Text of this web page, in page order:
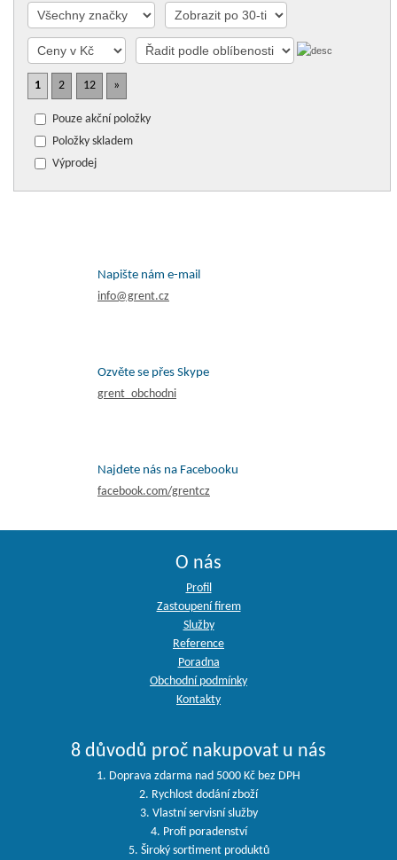
1 2 12 »
Pouze akční položky
Položky skladem
Výprodej
Napište nám e-mail
info@grent.cz
Ozvěte se přes Skype
grent_obchodni
Najdete nás na Facebooku
facebook.com/grentcz
O nás
Profil
Zastoupení firem
Služby
Reference
Poradna
Obchodní podmínky
Kontakty
8 důvodů proč nakupovat u nás
1. Doprava zdarma nad 5000 Kč bez DPH
2. Rychlost dodání zboží
3. Vlastní servisní služby
4. Profi poradenství
5. Široký sortiment produktů